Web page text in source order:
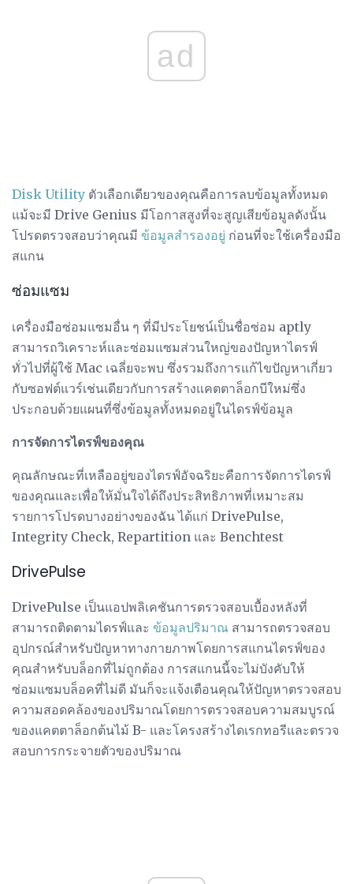
ad
Disk Utility ตัวเลือกเดียวของคุณคือการลบข้อมูลทั้งหมด
แม้จะมี Drive Genius มีโอกาสสูงที่จะสูญเสียข้อมูลดังนั้น
โปรดตรวจสอบว่าคุณมี ข้อมูลสำรองอยู่ ก่อนที่จะใช้เครื่องมือ
สแกน
ซ่อมแซม
เครื่องมือซ่อมแซมอื่น ๆ ที่มีประโยชน์เป็นชื่อซ่อม aptly
สามารถวิเคราะห์และซ่อมแซมส่วนใหญ่ของปัญหาไดรฟ์
ทั่วไปที่ผู้ใช้ Mac เฉลี่ยจะพบ ซึ่งรวมถึงการแก้ไขปัญหาเกี่ยว
กับซอฟต์แวร์เช่นเดียวกับการสร้างแคตตาล็อกบีใหม่ซึ่ง
ประกอบด้วยแผนที่ซึ่งข้อมูลทั้งหมดอยู่ในไดรฟ์ข้อมูล
การจัดการไดรฟ์ของคุณ
คุณลักษณะที่เหลืออยู่ของไดรฟ์อัจฉริยะคือการจัดการไดรฟ์
ของคุณและเพื่อให้มั่นใจได้ถึงประสิทธิภาพที่เหมาะสม
รายการโปรดบางอย่างของฉัน ได้แก่ DrivePulse,
Integrity Check, Repartition และ Benchtest
DrivePulse
DrivePulse เป็นแอปพลิเคชันการตรวจสอบเบื้องหลังที่
สามารถติดตามไดรฟ์และ ข้อมูลปริมาณ สามารถตรวจสอบ
อุปกรณ์สำหรับปัญหาทางกายภาพโดยการสแกนไดรฟ์ของ
คุณสำหรับบล็อกที่ไม่ถูกต้อง การสแกนนี้จะไม่บังคับให้
ซ่อมแซมบล็อคที่ไม่ดี มันก็จะแจ้งเตือนคุณให้ปัญหาตรวจสอบ
ความสอดคล้องของปริมาณโดยการตรวจสอบความสมบูรณ์
ของแคตตาล็อกต้นไม้ B- และโครงสร้างไดเรกทอรีและตรวจ
สอบการกระจายตัวของปริมาณ